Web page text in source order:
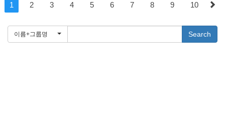
1 2 3 4 5 6 7 8 9 10
이름+그룹명 Search